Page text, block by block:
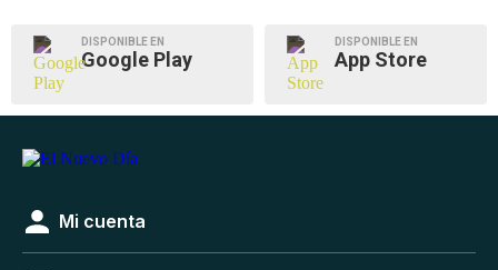
DISPONIBLE EN
Google Play
DISPONIBLE EN
App Store
Mi cuenta